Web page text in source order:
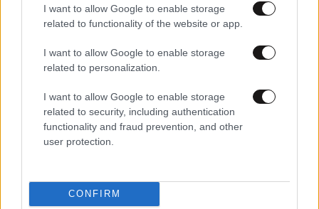
I want to allow Google to enable storage
related to functionality of the website or app.
I want to allow Google to enable storage
related to personalization.
I want to allow Google to enable storage
related to security, including authentication
functionality and fraud prevention, and other
user protection.
CONFIRM
Σημαντικά γεωλογικά ευρήματα και ανεξερεύνητα
σπήλαια φέρνει στο φως σπηλαιολογική αποστολή στην